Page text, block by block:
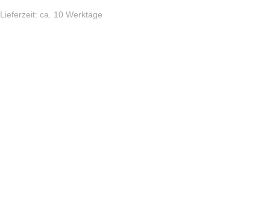
Lieferzeit: ca. 10 Werktage